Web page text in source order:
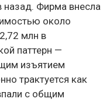
назад. Фирма внесла
около
млн в
паттерн —
изъятием
трактуется как
с общим